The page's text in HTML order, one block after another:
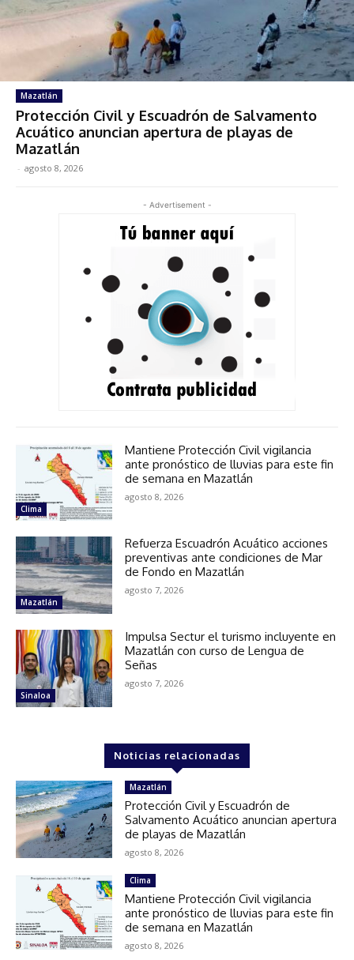
Mazatlán
Protección Civil y Escuadrón de Salvamento
Acuático anuncian apertura de playas de
Mazatlán
- agosto 8, 2026
- Advertisement -
Clima
Mantiene Protección Civil vigilancia
ante pronóstico de lluvias para este fin
de semana en Mazatlán
agosto 8, 2026
Mazatlán
Refuerza Escuadrón Acuático acciones
preventivas ante condiciones de Mar
de Fondo en Mazatlán
agosto 7, 2026
Sinaloa
Impulsa Sectur el turismo incluyente en
Mazatlán con curso de Lengua de
Señas
agosto 7, 2026
Noticias relacionadas
Mazatlán
Protección Civil y Escuadrón de
Salvamento Acuático anuncian apertura
de playas de Mazatlán
agosto 8, 2026
Clima
Mantiene Protección Civil vigilancia
ante pronóstico de lluvias para este fin
de semana en Mazatlán
agosto 8, 2026